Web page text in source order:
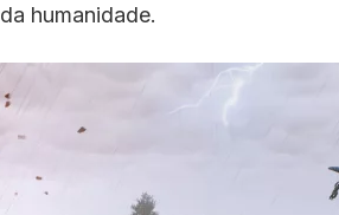
humanidade.